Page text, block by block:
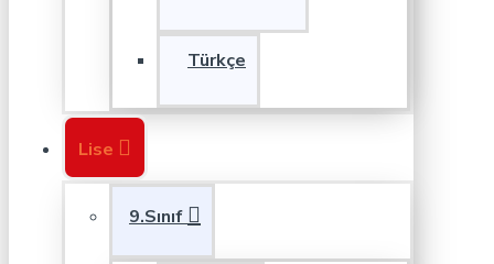
Türkçe
Lise
9.Sınıf